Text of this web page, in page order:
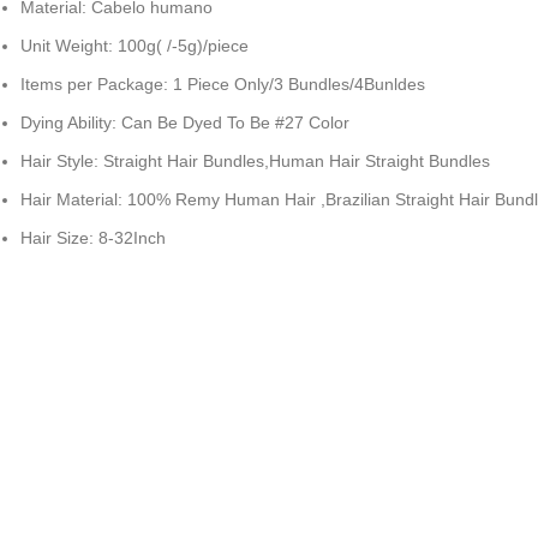
Material: Cabelo humano
Unit Weight: 100g( /-5g)/piece
Items per Package: 1 Piece Only/3 Bundles/4Bunldes
Dying Ability: Can Be Dyed To Be #27 Color
Hair Style: Straight Hair Bundles,Human Hair Straight Bundles
Hair Material: 100% Remy Human Hair ,Brazilian Straight Hair
Hair Size: 8-32Inch